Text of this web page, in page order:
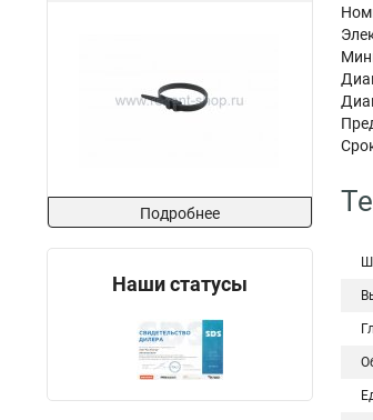
Подробнее
Наши статусы